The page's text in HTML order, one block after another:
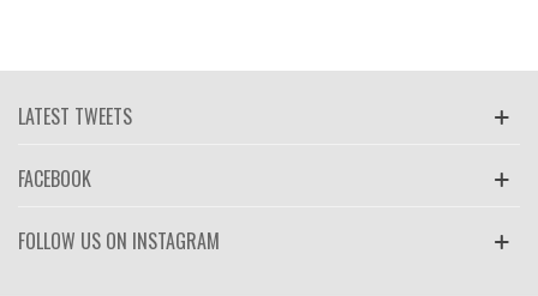
LATEST TWEETS
FACEBOOK
FOLLOW US ON INSTAGRAM